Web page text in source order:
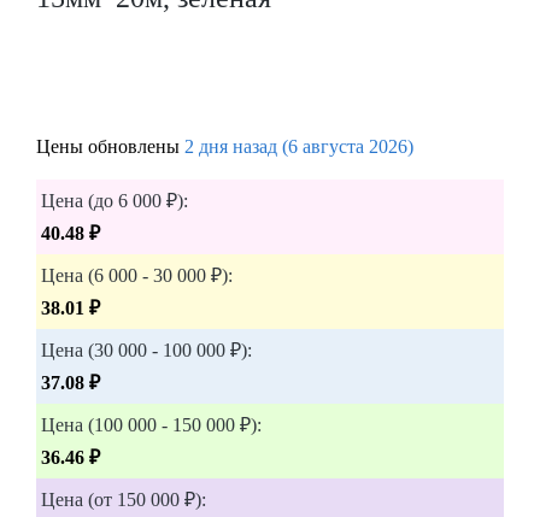
Цены обновлены 2 дня назад (6 августа 2026)
Цена (до 6 000 ₽):
40.48 ₽
Цена (6 000 - 30 000 ₽):
38.01 ₽
Цена (30 000 - 100 000 ₽):
37.08 ₽
Цена (100 000 - 150 000 ₽):
36.46 ₽
Цена (от 150 000 ₽):